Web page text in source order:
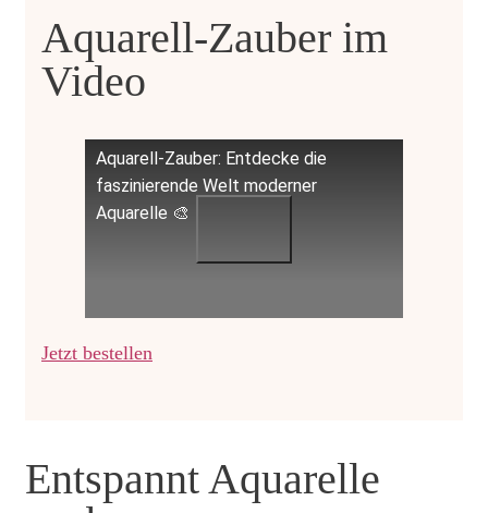
Aquarell-Zauber im
Video
Aquarell-Zauber: Entdecke die
faszinierende Welt moderner
Aquarelle 🎨
Jetzt bestellen
Entspannt Aquarelle